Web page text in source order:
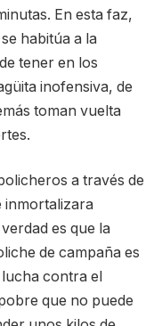
En esta faz,
habitúa a la
tener en los
inofensiva, de
toman vuelta
a través de
inmortalizara
es que la
de campaña es
lucha contra el
que no puede